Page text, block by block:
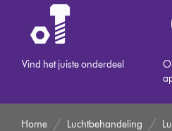
Vind het juiste onderdeel
Home Luchtbehandeling